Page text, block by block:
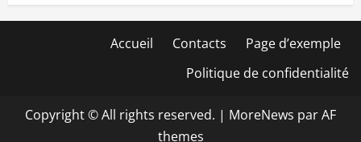
Accueil Contacts
Page d’exemple
Politique de confidentialité
Copyright © All rights reserved. | MoreNews par AF
themes